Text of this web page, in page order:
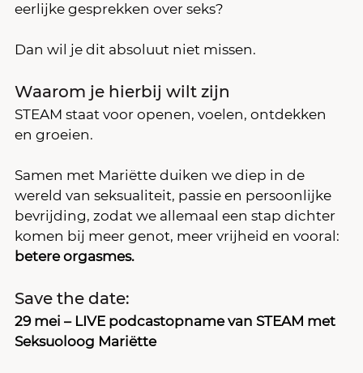
eerlijke gesprekken over seks?
Dan wil je dit absoluut niet missen.
Waarom je hierbij wilt zijn
STEAM staat voor openen, voelen, ontdekken
en groeien.
Samen met Mariëtte duiken we diep in de
wereld van seksualiteit, passie en persoonlijke
bevrijding, zodat we allemaal een stap dichter
komen bij meer genot, meer vrijheid en vooral:
betere orgasmes.
Save the date:
29 mei – LIVE podcastopname van STEAM met
Seksuoloog Mariëtte